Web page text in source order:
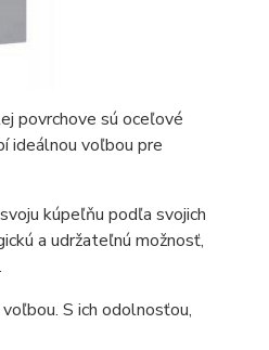
povrchove sú oceľové
ideálnou voľbou pre
kúpeľňu podľa svojich
a udržateľnú možnosť,
S ich odolnosťou,